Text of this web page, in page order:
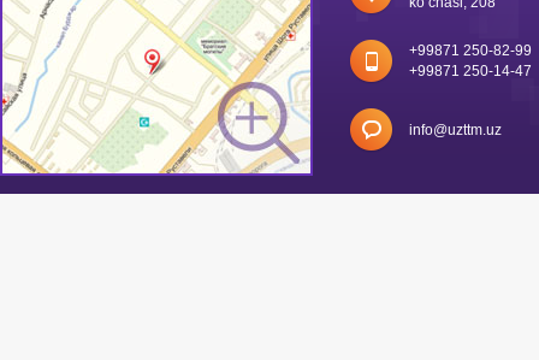
+99871 250-82-99
+99871 250-14-47
info@uzttm.uz